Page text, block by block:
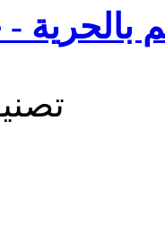
- حلقة